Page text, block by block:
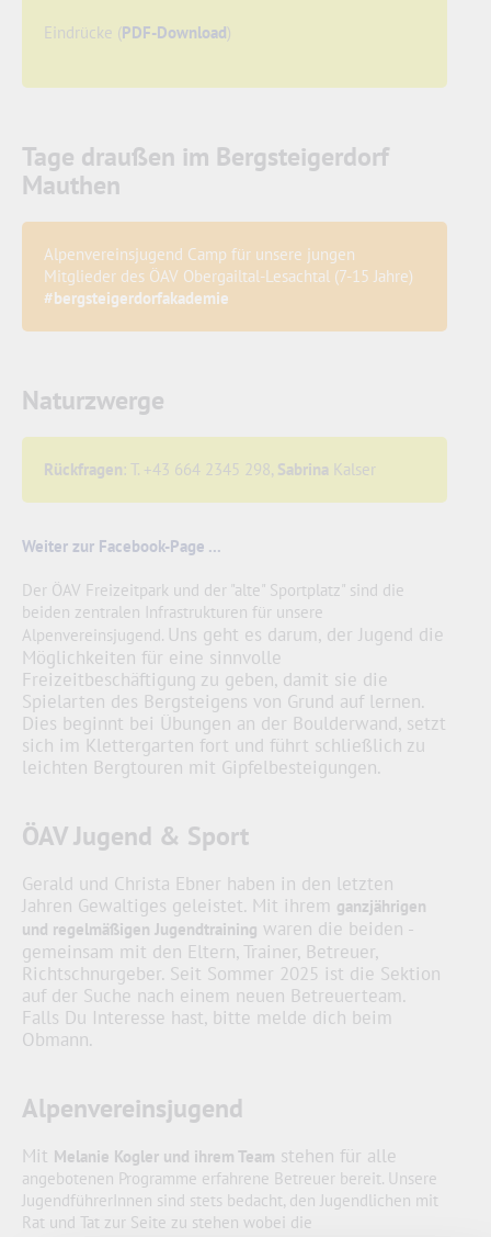
Eindrücke (PDF-Download)
Tage draußen im Bergsteigerdorf
Mauthen
Alpenvereinsjugend Camp für unsere jungen
Mitglieder des ÖAV Obergailtal-Lesachtal (7-15 Jahre)
#bergsteigerdorfakademie
Naturzwerge
Rückfragen: T. +43 664 2345 298, Sabrina Kalser
Weiter zur Facebook-Page ...
Der ÖAV Freizeitpark und der "alte" Sportplatz" sind die
beiden zentralen Infrastrukturen für unsere
Alpenvereinsjugend. Uns geht es darum, der Jugend die
Möglichkeiten für eine sinnvolle
Freizeitbeschäftigung zu geben, damit sie die
Spielarten des Bergsteigens von Grund auf lernen.
Dies beginnt bei Übungen an der Boulderwand, setzt
sich im Klettergarten fort und führt schließlich zu
leichten Bergtouren mit Gipfelbesteigungen.
ÖAV Jugend & Sport
Gerald und Christa Ebner haben in den letzten
Jahren Gewaltiges geleistet. Mit ihrem ganzjährigen
und regelmäßigen Jugendtraining waren die beiden -
gemeinsam mit den Eltern, Trainer, Betreuer,
Richtschnurgeber. Seit Sommer 2025 ist die Sektion
auf der Suche nach einem neuen Betreuerteam.
Falls Du Interesse hast, bitte melde dich beim
Obmann.
Alpenvereinsjugend
Mit Melanie Kogler und ihrem Team stehen für alle
angebotenen Programme erfahrene Betreuer bereit. Unsere
JugendführerInnen sind stets bedacht, den Jugendlichen mit
Rat und Tat zur Seite zu stehen wobei die